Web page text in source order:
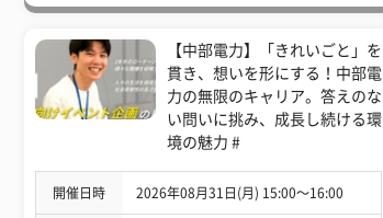
【中部電力】「きれいごと」を
貫き、想いを形にする！中部電
力の無限のキャリア。答えのな
い問いに挑み、成長し続ける環
境の魅力 #
開催日時 2026年08月31日(月) 15:00〜16:00